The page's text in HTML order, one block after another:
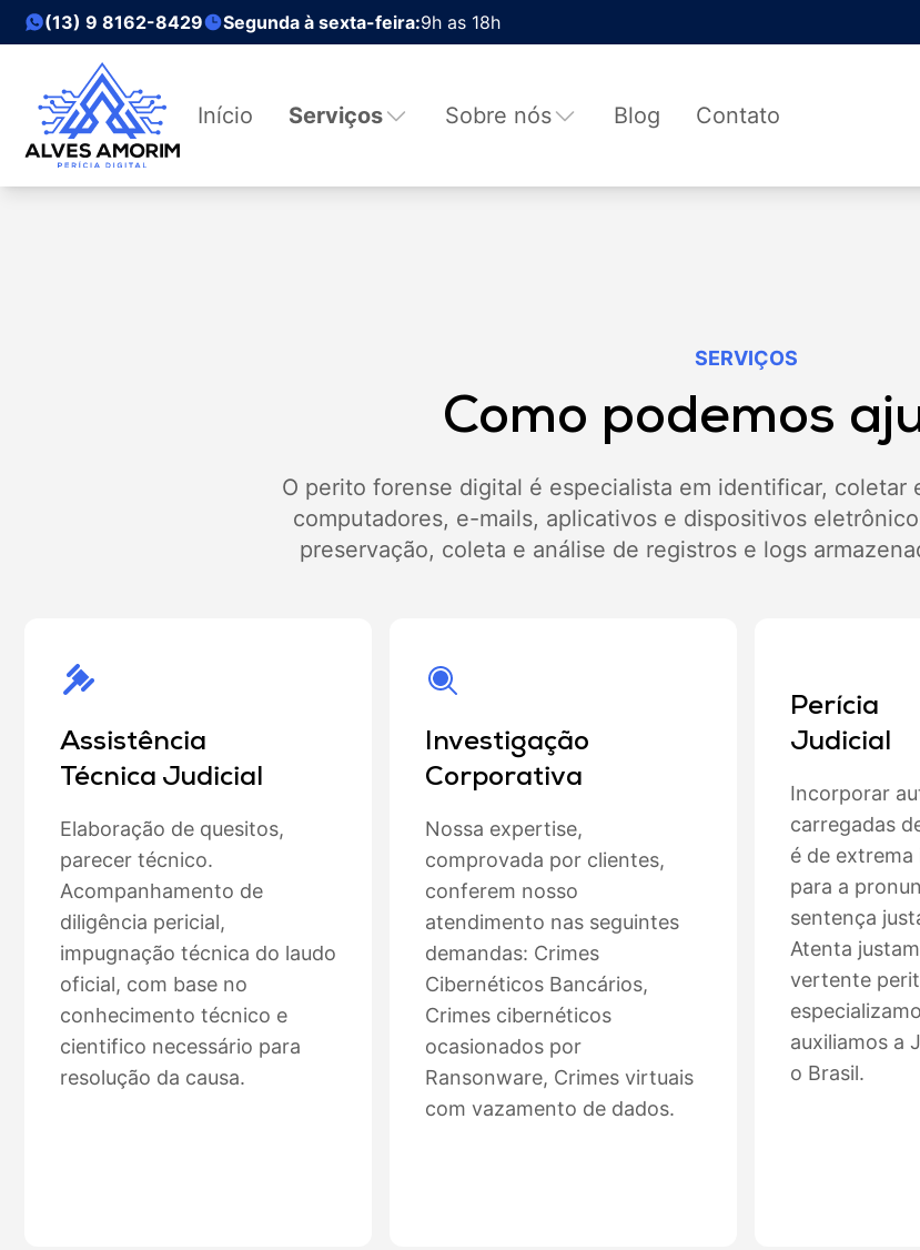
(13) 9 8162-8429 Segunda à sexta-feira:9h as 18h
Início Serviços Sobre nós Blog Contato
SERVIÇOS
Como podemos
O perito forense digital é especialista em identificar, coletar
computadores, e-mails, aplicativos e dispositivos
preservação, coleta e análise de registros e logs
Assistência
Técnica Judicial
Elaboração de quesitos,
parecer técnico.
Acompanhamento de
diligência pericial,
impugnação técnica do laudo
oficial, com base no
conhecimento técnico e
cientifico necessário para
resolução da causa.
Investigação
Corporativa
Nossa expertise,
comprovada por clientes,
conferem nosso
atendimento nas seguintes
demandas: Crimes
Cibernéticos Bancários,
Crimes cibernéticos
ocasionados por
Ransonware, Crimes virtuais
com vazamento de dados.
Perícia
Judicial
Incorporar
carregadas
é de
para a
sentença
Atenta
vertente
auxiliamos a
o Brasil.